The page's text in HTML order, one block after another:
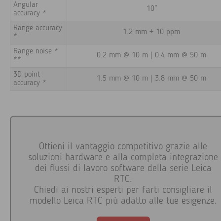
Angular
accuracy *
10"
Range accuracy
*
1.2 mm + 10 ppm
Range noise *
**
0.2 mm @ 10 m | 0.4 mm @ 50 m
3D point
accuracy *
1.5 mm @ 10 m | 3.8 mm @ 50 m
Ottieni il vantaggio competitivo grazie alle
soluzioni hardware e alla completa integrazione
dei flussi di lavoro software della serie Leica
RTC.
Chiedi ai nostri esperti per farti consigliare il
modello Leica RTC più adatto alle tue esigenze.